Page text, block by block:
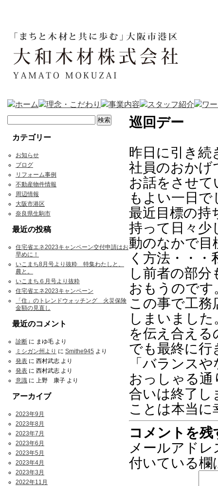
巡回デー
昨日に引き続
社員のおかげ
お話をさせ
もよい一日で
最近目標の持
持って日々少
動のなかで目
く方法・・
し前者の部
おもうのです
この事で工務
しまいまし
を伝え合え
でも最終に行
「バランス
おっしゃる通
合いは終了し
ことは本当
コメントを残
メールアド
付いている欄
カテゴリー
お知らせ
ブログ
リフォーム事例
不動産物件情報
周辺情報
大阪市港区
奈良県生駒市
最近の投稿
住宅省エネ2023キャンペーン交付申請はお
早めに！
いこまち8月号より抜粋 特集わたしと、
農と。
いこまち６月号より抜粋
住宅省エネ2023キャンペーン
「住」のトレンドウォッチング 火災保険
金額の見直し
最近のコメント
診断 に まゆ毛 より
ミシガン州より に Smithe945 より
発表 に 西村武志 より
発表 に 西村武志 より
意識 に 上野 康子 より
アーカイブ
2023年9月
2023年8月
2023年7月
2023年6月
2023年5月
2023年4月
2023年3月
2022年11月